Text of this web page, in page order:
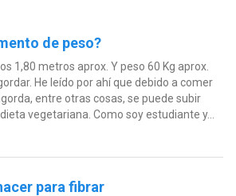
de peso?
1,80 metros aprox. Y peso 60 Kg aprox.
He leído por ahí que debido a comer
entre otras cosas, se puede subir
vegetariana. Como soy estudiante y...
para fibrar